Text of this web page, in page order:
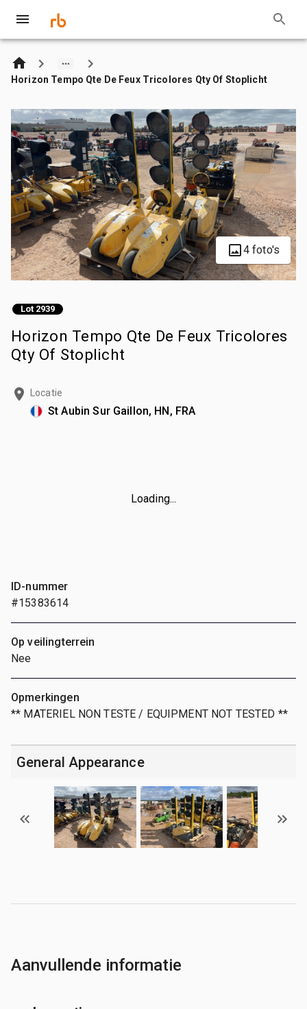
Horizon Tempo Qte De Feux Tricolores Qty Of Stoplicht
4 foto's
Lot 2939
Horizon Tempo Qte De Feux Tricolores
Qty Of Stoplicht
Locatie
St Aubin Sur Gaillon, HN, FRA
Loading...
ID-nummer
#15383614
Op veilingterrein
Nee
Opmerkingen
** MATERIEL NON TESTE / EQUIPMENT NOT TESTED **
General Appearance
Aanvullende informatie